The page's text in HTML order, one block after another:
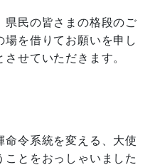
民の皆さまの格段のご
を借りてお願いを申し
させていただきます。
令系統を変える、大使
とをおっしゃいました